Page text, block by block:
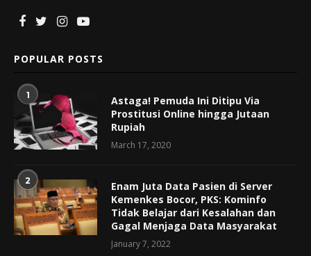
POPULAR POSTS
1
Astaga! Pemuda Ini Ditipu Via
Prostitusi Online hingga Jutaan
Rupiah
March 17, 2020
2
Enam Juta Data Pasien di Server
Kemenkes Bocor, PKS: Kominfo
Tidak Belajar dari Kesalahan dan
Gagal Menjaga Data Masyarakat
January 7, 2022